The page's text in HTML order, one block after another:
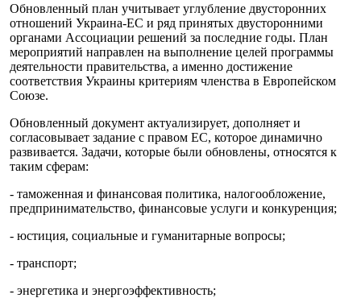
Обновленный план учитывает углубление двусторонних
отношений Украина-ЕС и ряд принятых двусторонними
органами Ассоциации решений за последние годы. План
мероприятий направлен на выполнение целей программы
деятельности правительства, а именно достижение
соответствия Украины критериям членства в Европейском
Союзе.
Обновленный документ актуализирует, дополняет и
согласовывает задание с правом ЕС, которое динамично
развивается. Задачи, которые были обновлены, относятся к
таким сферам:
- таможенная и финансовая политика, налогообложение,
предпринимательство, финансовые услуги и конкуренция;
- юстиция, социальные и гуманитарные вопросы;
- транспорт;
- энергетика и энергоэффективность;